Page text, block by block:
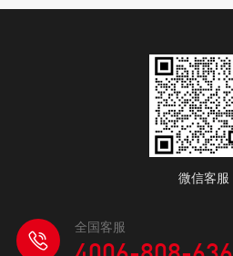
微信客服
全国客服